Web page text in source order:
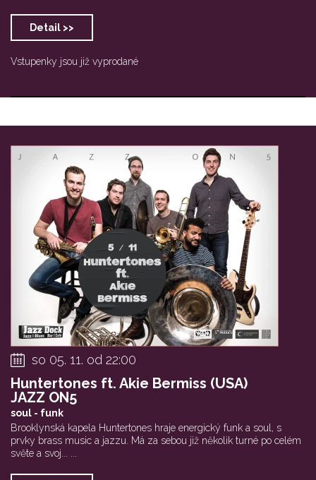
Detail >>
Vstupenky jsou již vyprodané
so 05. 11. od 22:00
Huntertones ft. Akie Bermiss (USA)
JAZZ ON5
soul - funk
Brooklynská kapela Huntertones hraje energický funk a soul, s
prvky brass music a jazzu. Má za sebou již několik turné po celém
světe a svoj... ...